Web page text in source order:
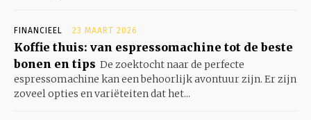
FINANCIEEL 23 MAART 2026
Koffie thuis: van espressomachine tot de beste
bonen en tips De zoektocht naar de perfecte
espressomachine kan een behoorlijk avontuur zijn. Er zijn
zoveel opties en variëteiten dat het...